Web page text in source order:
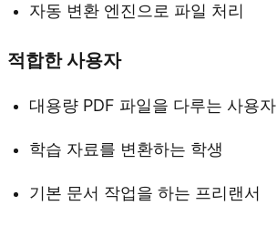
자동 변환 엔진으로 파일 처리
적합한 사용자
대용량 PDF 파일을 다루는 사용자
학습 자료를 변환하는 학생
기본 문서 작업을 하는 프리랜서